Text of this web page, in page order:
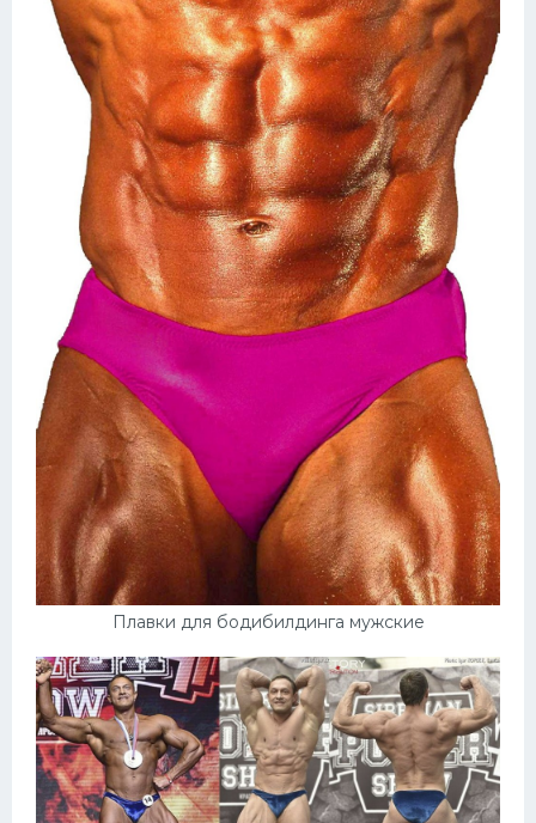
Плавки для бодибилдинга мужские